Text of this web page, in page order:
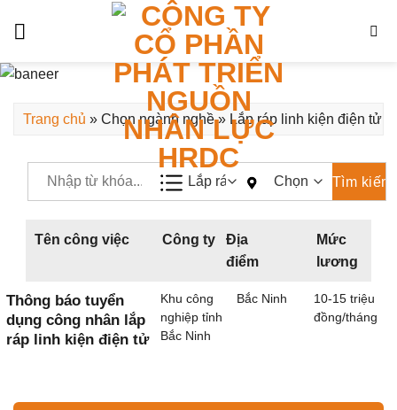
Trang chủ » Chọn ngành nghề» Lắp ráp linh kiện điện tử
Tên công việc Công ty
Địa
điểm
Mức
lương
Thông báo tuyển
dụng công nhân lắp
ráp linh kiện điện tử
Khu công
nghiệp tỉnh
Bắc Ninh
Bắc Ninh
10-15 triệu
đồng/tháng